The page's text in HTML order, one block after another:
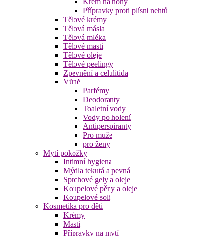
Krém na nohy
Přípravky proti plísni nehtů
Tělové krémy
Tělová másla
Tělová mléka
Tělové masti
Tělové oleje
Tělové peelingy
Zpevnění a celulitida
Vůně
Parfémy
Deodoranty
Toaletní vody
Vody po holení
Antiperspiranty
Pro muže
pro ženy
Mytí pokožky
Intimní hygiena
Mýdla tekutá a pevná
Sprchové gely a oleje
Koupelové pěny a oleje
Koupelové soli
Kosmetika pro děti
Krémy
Masti
Přípravky na mytí